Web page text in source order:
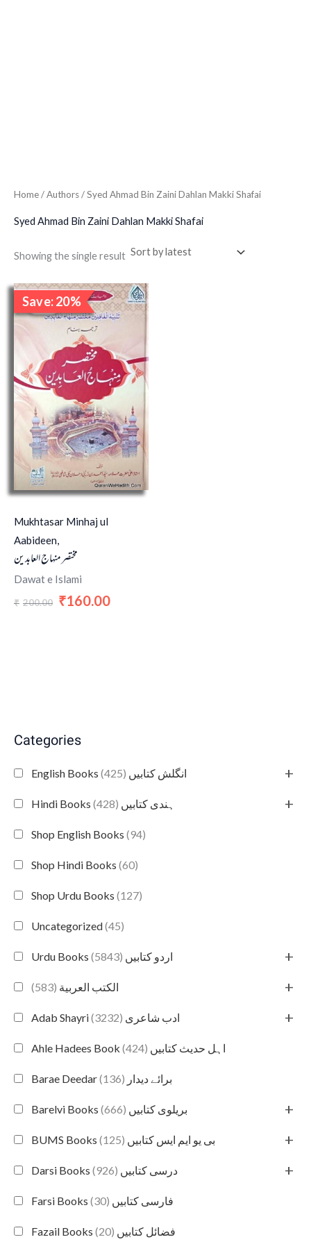
Categories
English Books انگلش کتابیں (425) +
Hindi Books ہندی کتابیں (428) +
Shop English Books (94)
Shop Hindi Books (60)
Shop Urdu Books (127)
Uncategorized(45)
Urdu Books اردو کتابیں (5843) +
الكتب العربية (583) +
Adab Shayri ادب شاعری (3232) +
Ahle Hadees Book اہل حدیث کتابیں (424)
Barae Deedar برائے دیدار (136)
Barelvi Books بریلوی کتابیں (666) +
BUMS Books بی یو ایم ایس کتابیں (125) +
Darsi Books درسی کتابیں (926) +
Farsi Books فارسی کتابیں (30)
Fazail Books فضائل کتابیں (20)
Home/ Authors / Syed Ahmad Bin Zaini Dahlan Makki Shafai
Syed Ahmad Bin Zaini Dahlan Makki Shafai
Showing the single result
Save: 20%
Sale!
Mukhtasar Minhaj ul
Aabideen,
مختصر منہاج العابدین
Dawat e Islami
₹ 200.00
Original
price
was:
₹200.00.
₹160.00
Current
price
is: